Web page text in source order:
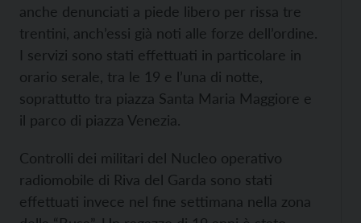
anche denunciati a piede libero per rissa tre
trentini, anch’essi già noti alle forze dell’ordine.
I servizi sono stati effettuati in particolare in
orario serale, tra le 19 e l’una di notte,
soprattutto tra piazza Santa Maria Maggiore e
il parco di piazza Venezia.
Controlli dei militari del Nucleo operativo
radiomobile di Riva del Garda sono stati
effettuati invece nel fine settimana nella zona